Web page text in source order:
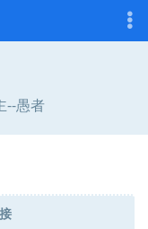
--愚者